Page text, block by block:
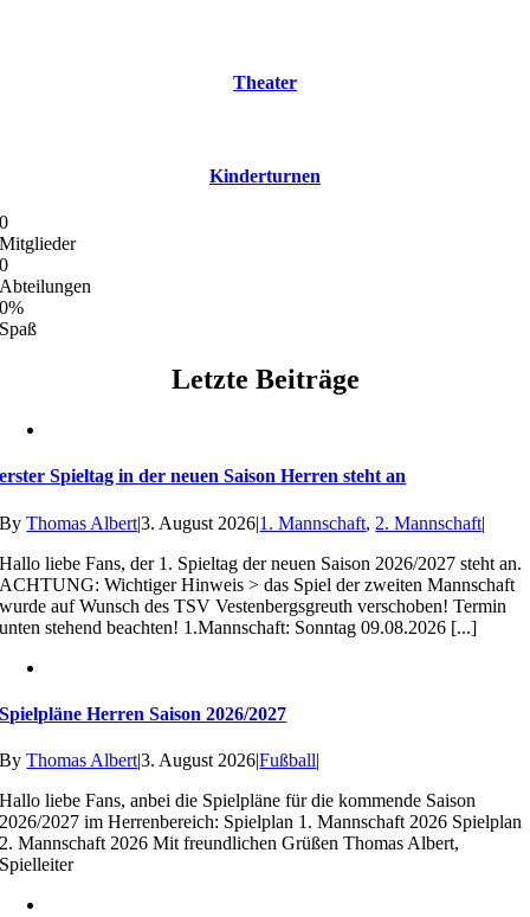
Theater
Kinderturnen
0
Mitglieder
0
Abteilungen
0%
Spaß
Letzte Beiträge
erster Spieltag in der neuen Saison Herren steht an
ByThomas Albert|3. August 2026|1. Mannschaft, 2. Mannschaft|
Hallo liebe Fans, der 1. Spieltag der neuen Saison 2026/2027 steht an.
ACHTUNG: Wichtiger Hinweis > das Spiel der zweiten Mannschaft
wurde auf Wunsch des TSV Vestenbergsgreuth verschoben! Termin
unten stehend beachten! 1.Mannschaft: Sonntag 09.08.2026 [...]
Spielpläne Herren Saison 2026/2027
ByThomas Albert|3. August 2026|Fußball|
Hallo liebe Fans, anbei die Spielpläne für die kommende Saison
2026/2027 im Herrenbereich: Spielplan 1. Mannschaft 2026 Spielplan
2. Mannschaft 2026 Mit freundlichen Grüßen Thomas Albert,
Spielleiter